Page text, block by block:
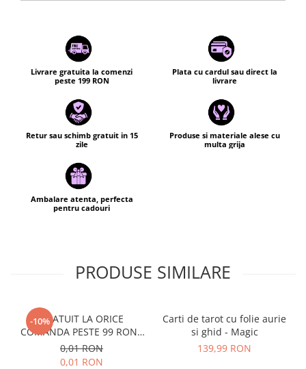
umezeala din aer.
Dacă lampa Dvs. „transpiră”, se întâmplă de obicei când este
stinsă pentru o perioadă lungă de timp, mai ales în condiții
de umiditate. Dacă se întâmplă acest lucru, așezați lampa la
cristale cu o perie sau ștergeți ușor cu o cârpă uscată.
Livrare gratuita la comenzi
peste 199 RON
Plata cu cardul sau direct la
livrare
Retur sau schimb gratuit in 15
zile
Produse si materiale alese cu
multa grija
Ambalare atenta, perfecta
pentru cadouri
PRODUSE SIMILARE
-10%GRATUIT LA ORICE
COMANDA PESTE 99 RON -
Cutie personalizata cadou
Black and Yang
0,01 RON
0,01 RON
Carti de tarot cu folie aurie
si ghid - Magic
139,99 RON